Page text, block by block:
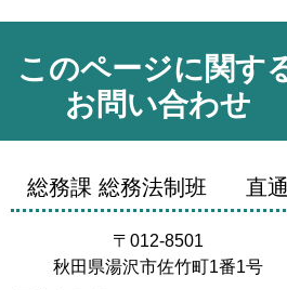
このページに関す
お問い合わせ
総務課 総務法制班 直通
〒012-8501
秋田県湯沢市佐竹町1番1号